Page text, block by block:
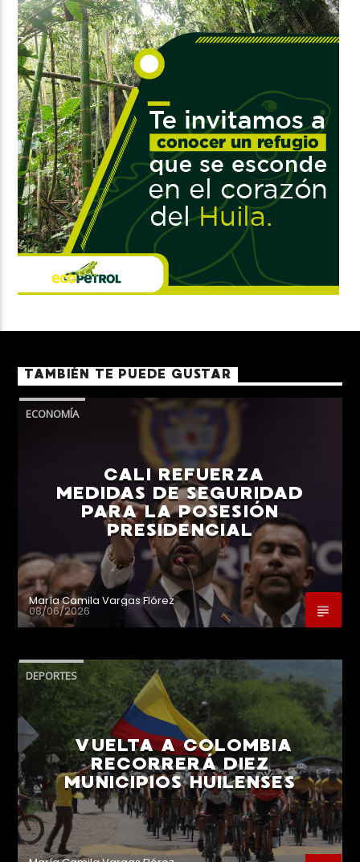
TAMBIÉN TE PUEDE GUSTAR
ECONOMÍA
CALI REFUERZA
MEDIDAS DE SEGURIDAD
PARA LA POSESIÓN
PRESIDENCIAL
María Camila Vargas Flórez
08/06/2026
DEPORTES
VUELTA A COLOMBIA
RECORRERÁ DIEZ
MUNICIPIOS HUILENSES